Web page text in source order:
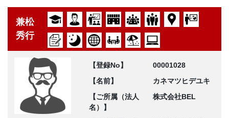
兼松
秀行
【登録No】
00001028
【名前】
カネマツヒデユキ
【ご所属（法人
名）】
株式会社BEL